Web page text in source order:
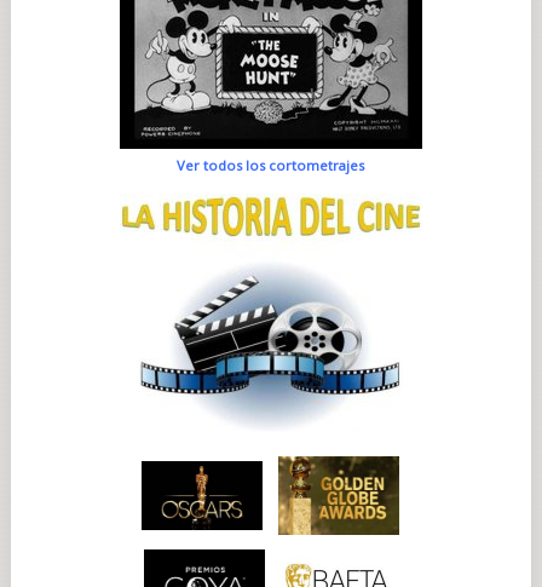
Ver todos los cortometrajes